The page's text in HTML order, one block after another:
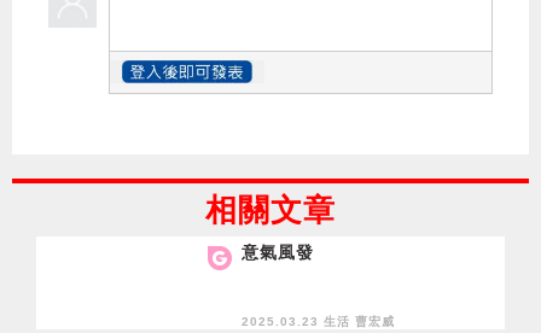
相關文章
意氣風發
2025.03.23 生活 曹宏威